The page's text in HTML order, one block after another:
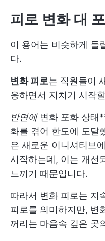
피로 변화 대
이 용어는 비슷하게 들
다.
변화 피로는 직원들이
응하면서 지치기 시작
반면에 변화 포화 상태
화를 겪어 한도에 도달
은 새로운 이니셔티브
시작하는데, 이는 개선
느끼기 때문입니다.
따라서 변화 피로는 지
피로를 의미하지만, 변
꺼리는 마음속 깊은 곳